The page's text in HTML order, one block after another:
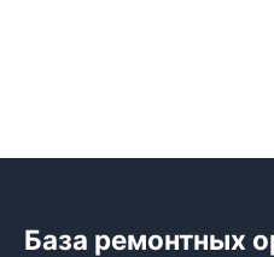
База ремонтных